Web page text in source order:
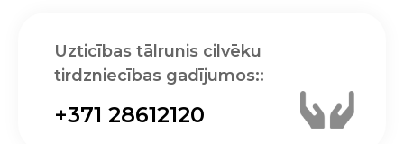
Uzticības tālrunis cilvēku
tirdzniecības gadījumos::
+371 28612120